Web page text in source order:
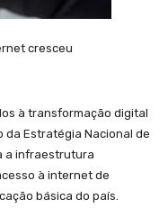
cresceu
à transformação digital
da Estratégia Nacional de
a infraestrutura
à internet de
básica do país.